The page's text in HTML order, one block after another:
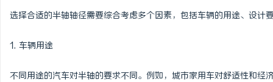
选择合适的半轴轴径需要综合考虑多个因素，包括车辆的用途、设计
1. 车辆用途
不同用途的汽车对半轴的要求不同。例如，城市家用车对舒适性和